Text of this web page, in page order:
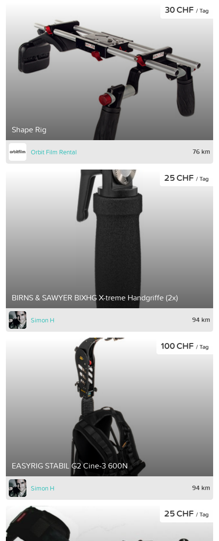
Shape Rig
30 CHF / Tag
Orbit Film Rental 76 km
BIRNS & SAWYER BIXHG X-treme Handgriffe (2x)
25 CHF / Tag
Simon H 94 km
EASYRIG STABIL G2 Cine-3 600N
100 CHF / Tag
Simon H 94 km
25 CHF / Tag